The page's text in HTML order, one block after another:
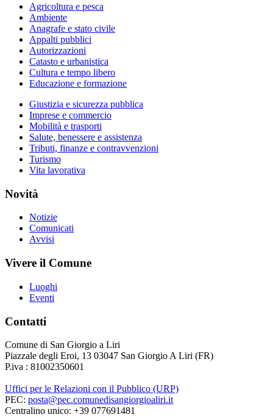
Agricoltura e pesca
Ambiente
Anagrafe e stato civile
Appalti pubblici
Autorizzazioni
Catasto e urbanistica
Cultura e tempo libero
Educazione e formazione
Giustizia e sicurezza pubblica
Imprese e commercio
Mobilità e trasporti
Salute, benessere e assistenza
Tributi, finanze e contravvenzioni
Turismo
Vita lavorativa
Novità
Notizie
Comunicati
Avvisi
Vivere il Comune
Luoghi
Eventi
Contatti
Comune di San Giorgio a Liri
Piazzale degli Eroi, 13 03047 San Giorgio A Liri (FR)
P.iva : 81002350601
Uffici per le Relazioni con il Pubblico (URP)
PEC: posta@pec.comunedisangiorgioaliri.it
Centralino unico: +39 077691481